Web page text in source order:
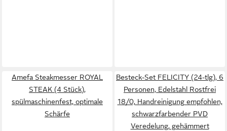
Amefa Steakmesser ROYAL
STEAK (4 Stück),
spülmaschinenfest, optimale
Schärfe
Besteck-Set FELICITY (24-tlg), 6
Personen, Edelstahl Rostfrei
18/0, Handreinigung empfohlen,
schwarzfarbender PVD
Veredelung, gehämmert